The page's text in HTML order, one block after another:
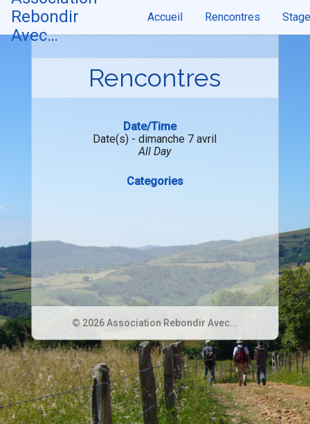
Skip
content
Rebondir
Avec…
Accueil Rencontres
Rencontres
Date/Time
Date(s) - dimanche 7 avril
All Day
Categories
© 2026 Association Rebondir Avec...